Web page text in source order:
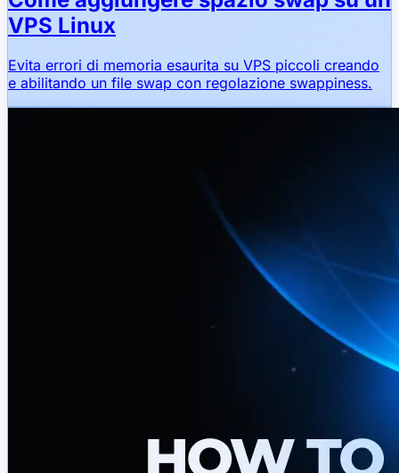
VPS Linux
Evita errori di memoria esaurita su VPS piccoli creando
e abilitando un file swap con regolazione swappiness.